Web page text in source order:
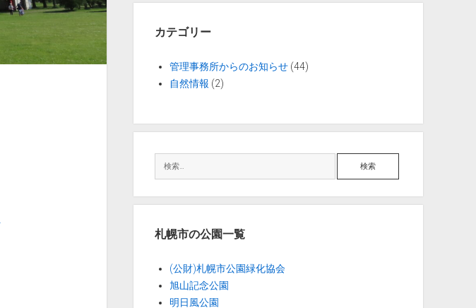
カテゴリー
管理事務所からのお知らせ (44)
自然情報 (2)
索
札幌市の公園一覧
(公財)札幌市公園緑化協会
旭山記念公園
明日風公園